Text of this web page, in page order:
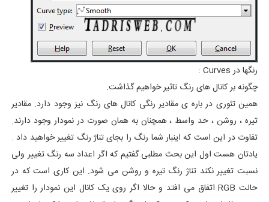
رنگها در Curves :
چگونه بر کانال های رنگ تاثیر خواهیم گذاشت.
همین تئوری در باره ی مقادیر رنگی کانال های رنگ نیز وجود دارد. مقادیر
تیره ، روشن ، حد واسط ، همچنان به همان صورت در نمودار وجود دارند.
تفاوت در این است که اینبار شما رنگ را بجای تناژ رنگ تغییر خواهید داد .
یادتان هست اول این بحث مطلبی گفتیم که اگر اعداد سه رنگ تغییر ولی
نسبت تغییر نکند تناژ رنگ تیره و روشن می شود. این کاری است که در
حالت RGB اتفاق می افتد و حالا اگر روی یک کانال این نمودار را تغییر